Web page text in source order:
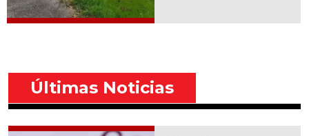
Últimas Noticias